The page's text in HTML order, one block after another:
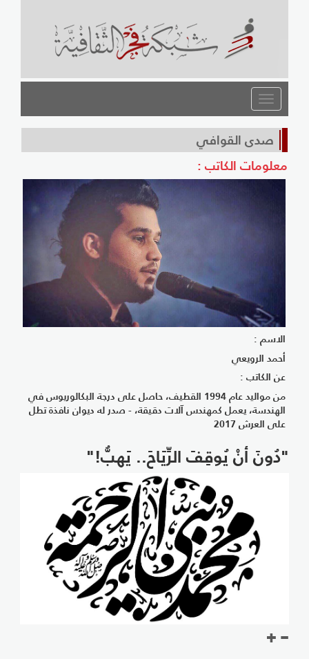
القائمة
صدى القوافي
معلومات الكاتب :
الاسم :
أحمد الرويعي
عن الكاتب :
من مواليد عام 1994 القطيف، حاصل على درجة البكالوريوس في
الهندسة، يعمل كمهندس آلات دقيقة، - صدر له ديوان نافذة تطل
على العرش 2017
"دُونَ أنْ يُوقِفَ الرِّيَاحَ.. يَهبُّ!"